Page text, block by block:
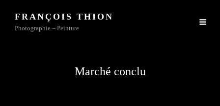
FRANÇOIS THION
Photographie – Peinture
Marché conclu